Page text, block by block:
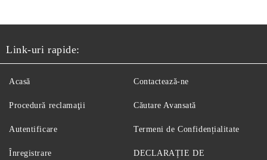
Link-uri rapide:
Acasă
Procedură reclamaţii
Autentificare
Înregistrare
Contactează-ne
Căutare Avansată
Termeni de Confidențialitate
DECLARAȚIE DE